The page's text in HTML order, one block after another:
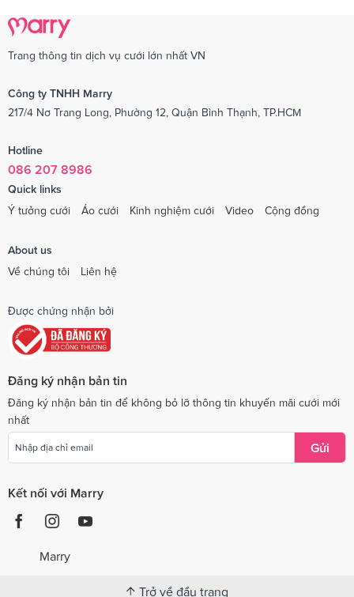
Trang thông tin dịch vụ cưới lớn nhất VN
Công ty TNHH Marry
217/4 Nơ Trang Long, Phường 12, Quận Bình Thạnh, TP.HCM
Hotline
086 207 8986
Quick links
Ý tưởng cưới
Áo cưới Kinh nghiệm cưới Video Cộng đồng
About us
Về chúng tôi
Liên hệ
Được chứng nhận bởi
Đăng ký nhận bản tin
Đăng ký nhận bản tin để không bỏ lỡ thông tin khuyến mãi cưới mới
nhất
Gửi
Kết nối với Marry
Marry
Trở về đầu trang